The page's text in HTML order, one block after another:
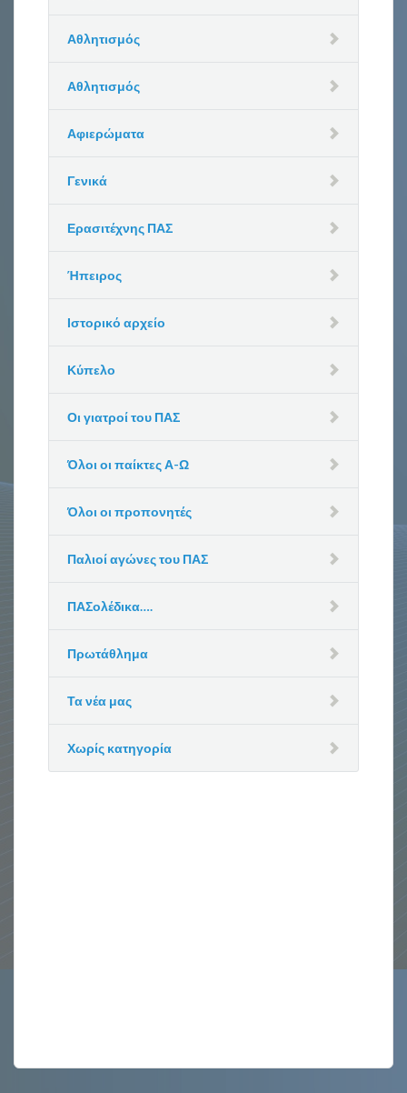
Αθλητισμός
Αθλητισμός
Αφιερώματα
Γενικά
Ερασιτέχνης ΠΑΣ
Ήπειρος
Ιστορικό αρχείο
Κύπελο
Οι γιατροί του ΠΑΣ
Όλοι οι παίκτες Α-Ω
Όλοι οι προπονητές
Παλιοί αγώνες του ΠΑΣ
ΠΑΣολέδικα….
Πρωτάθλημα
Τα νέα μας
Χωρίς κατηγορία